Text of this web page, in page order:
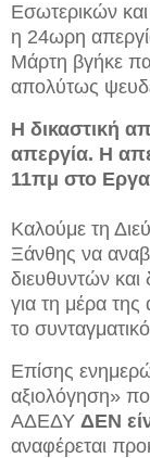
Εσωτερικών και
η 24ωρη
Μάρτη βγήκε
απολύτως
Η δικαστική
απεργία. Η
11πμ στο
Καλούμε τη
Ξάνθης να
διευθυντών και
για τη μέρα της
το
Επίσης
αξιολόγηση»
ΑΔΕΔΥ ΔΕΝ
αναφέρεται